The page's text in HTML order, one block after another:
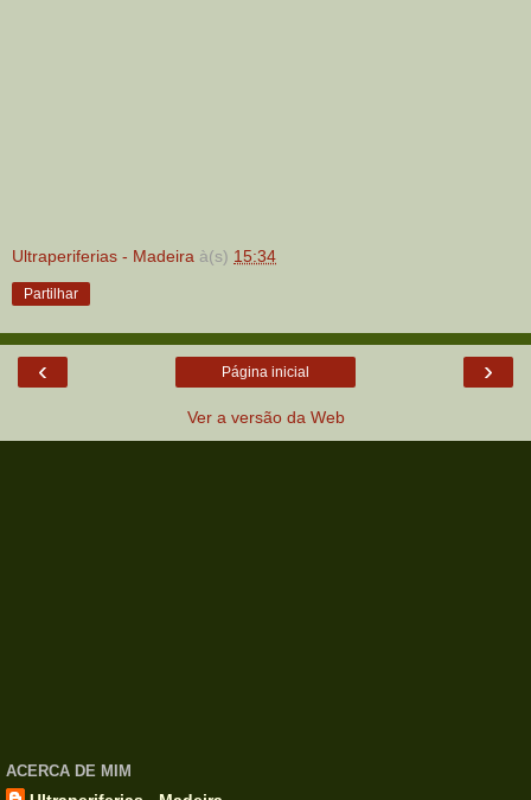
Ultraperiferias - Madeira à(s) 15:34
Partilhar
‹ ›
Página inicial
Ver a versão da Web
ACERCA DE MIM